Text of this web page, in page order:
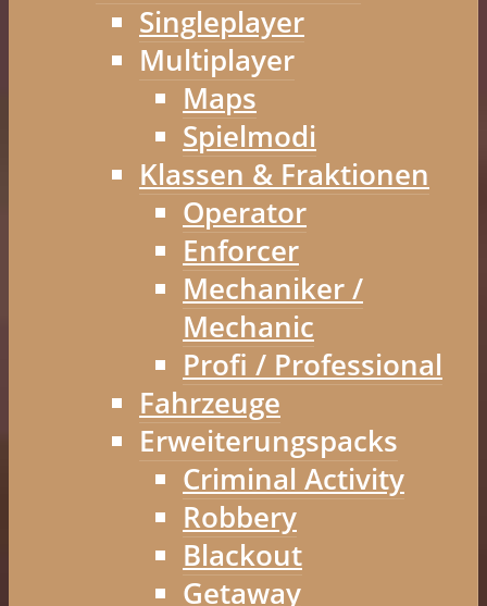
Singleplayer
Multiplayer
Maps
Spielmodi
Klassen & Fraktionen
Operator
Enforcer
Mechaniker /
Mechanic
Profi / Professional
Fahrzeuge
Erweiterungspacks
Criminal Activity
Robbery
Blackout
Getaway